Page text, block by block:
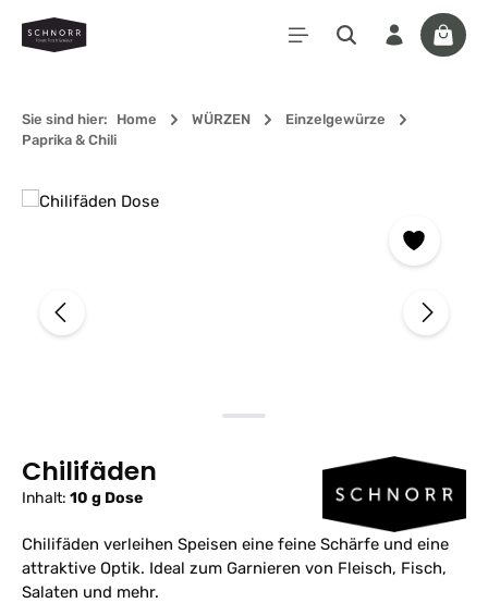
Zum Hauptinhalt springen
Sie sind hier: Home WÜRZEN
Einzelgewürze
Paprika & Chili
Bildergalerie überspringen
Chilifäden
Inhalt: 10 g Dose
Chilifäden verleihen Speisen eine feine Schärfe und eine
attraktive Optik. Ideal zum Garnieren von Fleisch, Fisch,
Salaten und mehr.